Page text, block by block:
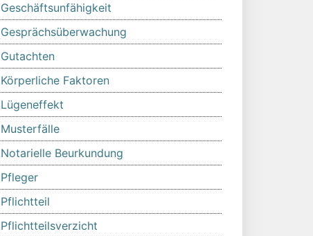
Geschäftsunfähigkeit
Gesprächsüberwachung
Gutachten
Körperliche Faktoren
Lügeneffekt
Musterfälle
Notarielle Beurkundung
Pfleger
Pflichtteil
Pflichtteilsverzicht